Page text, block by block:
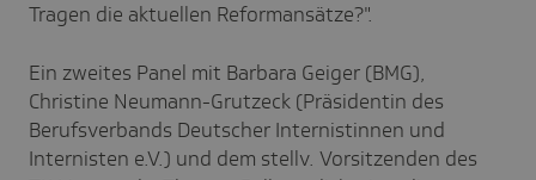
Tragen die aktuellen Reformansätze?".
Ein zweites Panel mit Barbara Geiger (BMG),
Christine Neumann-Grutzeck (Präsidentin des
Berufsverbands Deutscher Internistinnen und
Internisten e.V.) und dem stellv. Vorsitzenden des